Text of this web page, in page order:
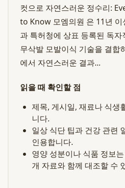
컷으로 자연스러운 정수리:
to Know 모엠의원 은 11년 이
과 특허청에 상표 등록된 독
무삭발 모발이식 기술을 결합
에서 자연스러운 결과...
읽을 때 확인할 점
제목, 게시일, 재료나 식생
니다.
일상 식단 팁과 건강 관련
인용합니다.
영양 성분이나 식품 정보는
개 자료와 함께 대조할 수